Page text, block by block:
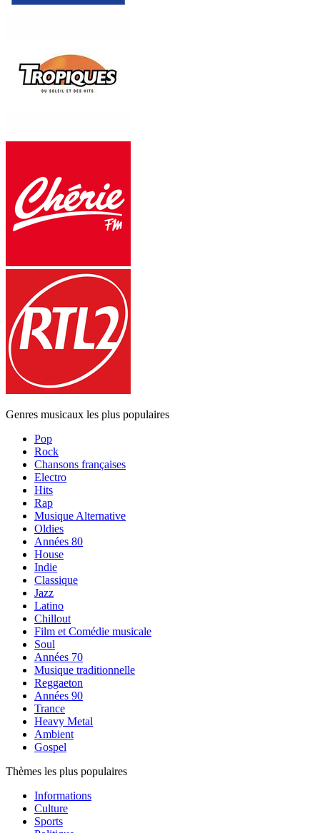
Genres musicaux les plus populaires
Pop
Rock
Chansons françaises
Electro
Hits
Rap
Musique Alternative
Oldies
Années 80
House
Indie
Classique
Jazz
Latino
Chillout
Film et Comédie musicale
Soul
Années 70
Musique traditionnelle
Reggaeton
Années 90
Trance
Heavy Metal
Ambient
Gospel
Thèmes les plus populaires
Informations
Culture
Sports